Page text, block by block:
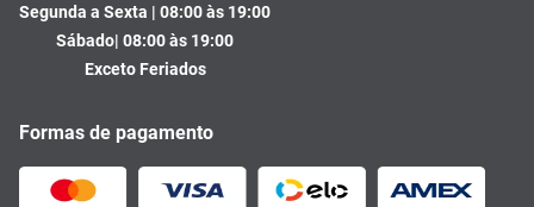
Segunda a Sexta | 08:00 às 19:00
Sábado| 08:00 às 19:00
Exceto Feriados
Formas de pagamento